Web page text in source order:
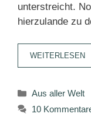
unterstreicht.
hierzulande zu
WEITERLESEN
Kategorien
Aus aller Welt
10